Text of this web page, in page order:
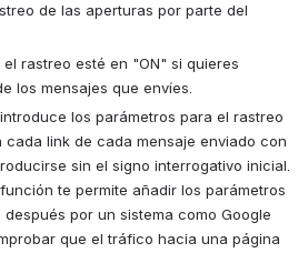
de las aperturas por parte del
rastreo esté en "ON" si quieres
los mensajes que envíes.
los parámetros para el rastreo
cada link de cada mensaje enviado con
sin el signo interrogativo inicial.
te permite añadir los parámetros
por un sistema como Google
que el tráfico hacia una página